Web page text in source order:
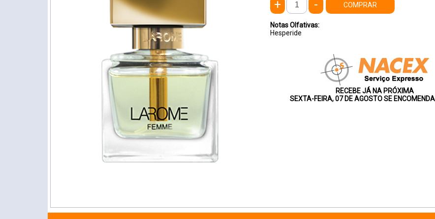
+ - COMPRAR
Notas Olfativas:
Hesperide
RECEBE JÁ NA PRÓXIMA
SEXTA-FEIRA, 07 DE AGOSTO SE